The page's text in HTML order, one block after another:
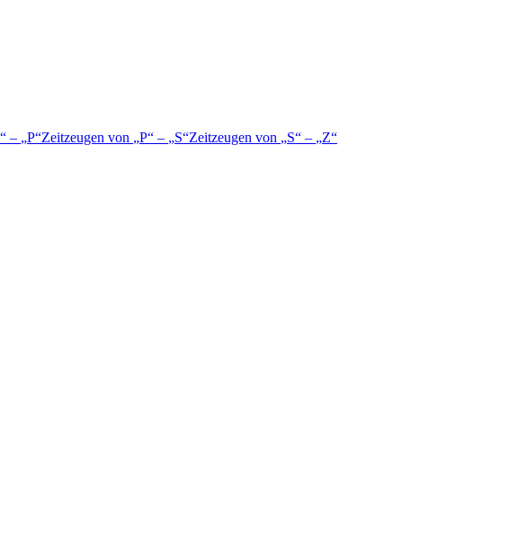
– P Zeitzeugen von P – S Zeitzeugen von S –
Z